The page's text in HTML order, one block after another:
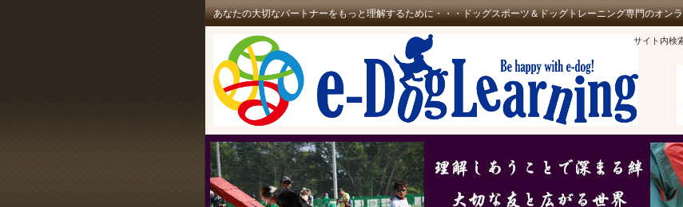
あなたの大切なパートナーをもっと理解するために・・・ドッグスポーツ＆ドッグトレーニング専門のオン
サイト内検